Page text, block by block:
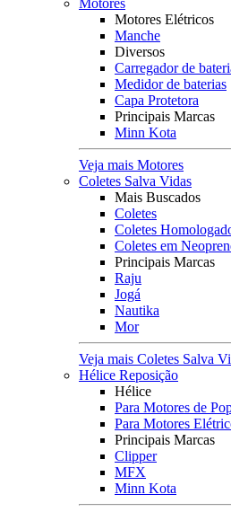
Motores
Motores Elétricos
Manche
Diversos
Carregador de
Medidor de baterias
Capa Protetora
Principais Marcas
Minn Kota
Veja mais Motores
Coletes Salva Vidas
Mais Buscados
Coletes
Coletes
Coletes em
Principais Marcas
Raju
Jogá
Nautika
Mor
Veja mais Coletes Salva
Hélice Reposição
Hélice
Para Motores de
Para Motores
Principais Marcas
Clipper
MFX
Minn Kota